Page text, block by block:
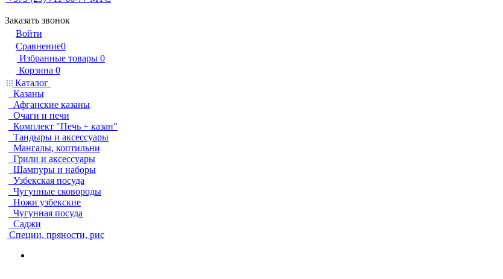
Заказать звонок
Войти
Сравнение0
Избранные товары 0
Корзина 0
Каталог
Казаны
Афганские казаны
Очаги и печи
Комплект "Печь + казан"
Тандыры и аксессуары
Мангалы, коптильни
Грили и аксессуары
Шампуры и наборы
Узбекская посуда
Чугунные сковороды
Ножи узбекские
Чугунная посуда
Саджи
Специи, пряности, рис